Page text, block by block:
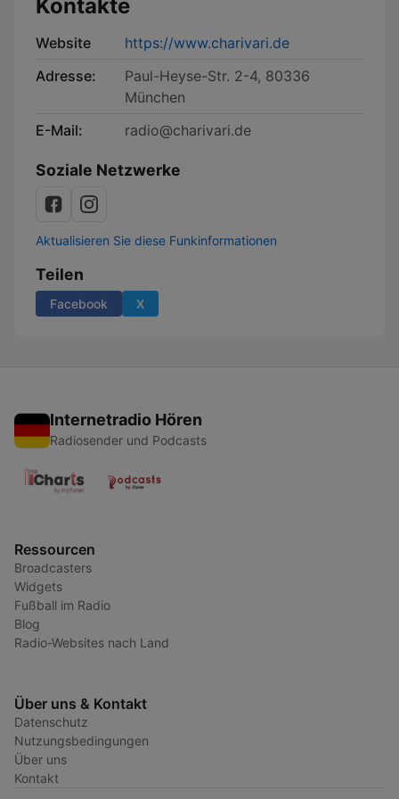
Kontakte
Website
https://www.charivari.de
Adresse:
Paul-Heyse-Str. 2-4, 80336
München
E-Mail:
radio@charivari.de
Soziale Netzwerke
Aktualisieren Sie diese Funkinformationen
Teilen
Facebook X
Internetradio Hören
Radiosender und Podcasts
Ressourcen
Broadcasters
Widgets
Fußball im Radio
Blog
Radio-Websites nach Land
Über uns & Kontakt
Datenschutz
Nutzungsbedingungen
Über uns
Kontakt